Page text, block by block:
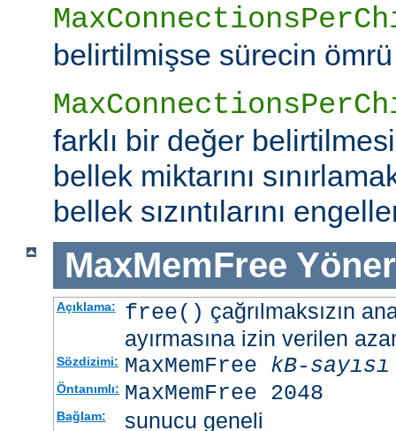
belirtilmişse sürecin
farklı bir değer
bellek miktarını
bellek sızıntılarını
MaxMemFree
Açıklama: free() çağrılmaksızın
ayırmasına izin verilen
Sözdizimi: MaxMemFree kB-sayısı
Öntanımlı: MaxMemFree 2048
Bağlam: sunucu geneli